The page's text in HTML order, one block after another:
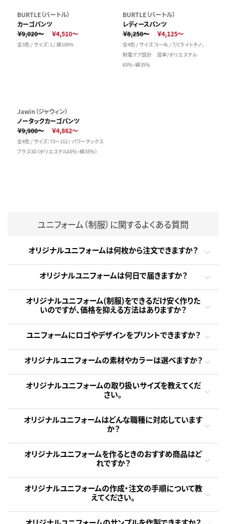
BURTLE（バートル）
カーゴパンツ
￥9,020～
￥4,510～
全3色 / サイズ：1 / 綿100%
BURTLE（バートル）
レディースパンツ
￥8,250～
￥4,125～
全4色 / サイズ：S～4L / T/Cライトチノ、
制電ケア設計 混率/ポリエステル
65％・綿35％
Jawin（ジャウィン）
ノータックカーゴパンツ
￥9,900～
￥4,862～
全4色 / サイズ：73～112 / パワーテックス
プラス3D（ポリエステル65％・綿35％）
ユニフォーム（制服）に関するよくある質問
オリジナルユニフォームは何枚から注文できますか？
オリジナルユニフォームは何日で届きますか？
オリジナルユニフォーム(制服)をできるだけ安く作りた
いのですが、価格を抑える方法はありますか？
ユニフォームにロゴやデザインをプリントできますか？
オリジナルユニフォームの素材やカラーは選べますか？
オリジナルユニフォームの取り扱いサイズを教えてくだ
さい。
オリジナルユニフォームはどんな職種に対応しています
か？
オリジナルユニフォームを作るときのおすすめ商品はど
れですか？
オリジナルユニフォームの作成・注文の手順について教
えてください。